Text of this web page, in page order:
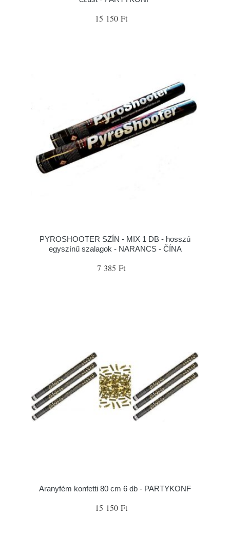
15 150 Ft
PYROSHOOTER SZÍN - MIX 1 DB - hosszú
egyszínű szalagok - NARANCS - ČÍNA
7 385 Ft
Aranyfém konfetti 80 cm 6 db - PARTYKONF
15 150 Ft